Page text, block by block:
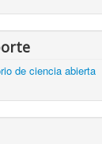
de ciencia abierta